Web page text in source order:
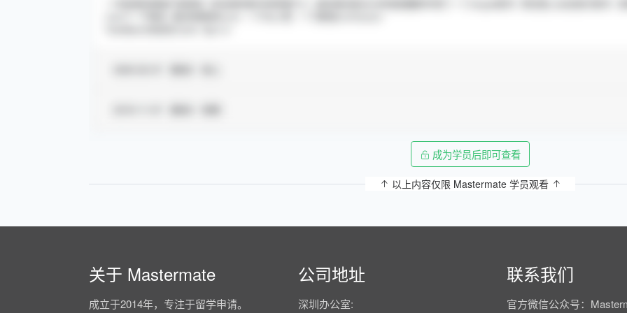
成为学员后即可查看
以上内容仅限 Mastermate 学员观看
关于 Mastermate
成立于2014年，专注于留学申请。
公司地址
深圳办公室:
联系我们
官方微信公众号：